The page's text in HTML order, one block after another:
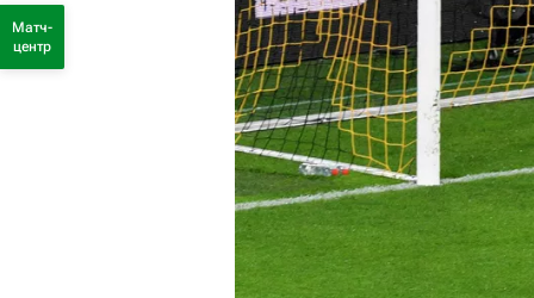
Матч-
центр